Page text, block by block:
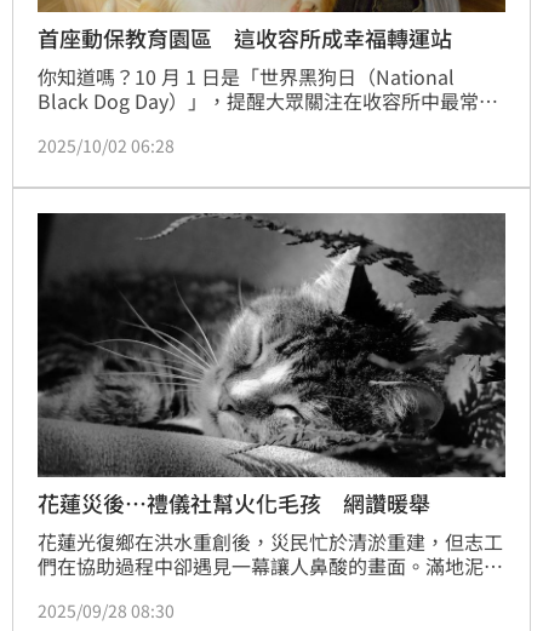
首座動保教育園區 這收容所成幸福轉運站
你知道嗎？10 月 1 日是「世界黑狗日（National
Black Dog Day）」，提醒大眾關注在收容所中最常被
是全台首座「綜合型動保教育園區」，結合認養、醫療
醫療中心，翻轉大眾對傳統鐵籠收容所的想像。
2025/10/02 06:28
花蓮災後…禮儀社幫火化毛孩 網讚暖舉
花蓮光復鄉在洪水重創後，災民忙於清淤重建，但志工
們在協助過程中卻遇見一幕讓人鼻酸的畫面。滿地泥濘
「天堂寵物禮儀-花蓮」因此決定無償協助，至今已替
2025/09/28 08:30